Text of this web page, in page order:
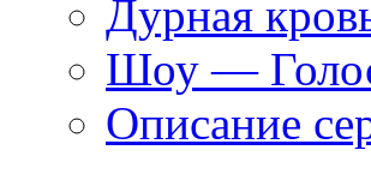
Дурная
Шоу —
Описание